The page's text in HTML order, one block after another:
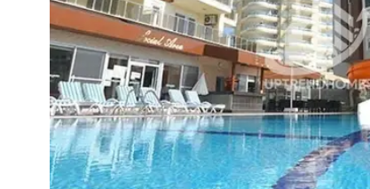
Греция Страна
Сочи Локация
Алания —Локация
Бангкок —Локация
Новороссийск —Локация